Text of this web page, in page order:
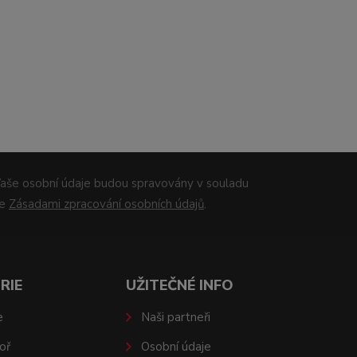
osobní údaje budou spravovány v souladu
Zásadami zpracování osobních údajů.
UŽITEČNÉ INFO
Naši partneři
Osobní údaje